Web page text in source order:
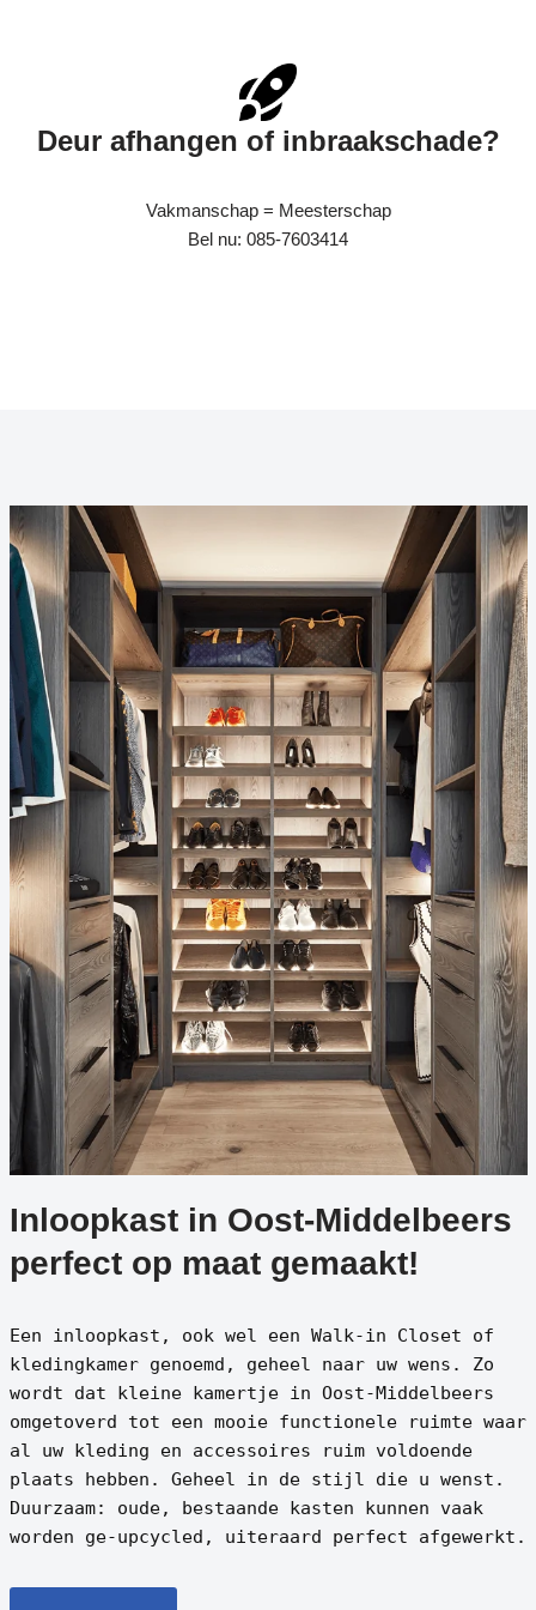
Deur afhangen of inbraakschade?
Vakmanschap = Meesterschap
Bel nu: 085-7603414
Inloopkast in Oost-Middelbeers
perfect op maat gemaakt!
Een inloopkast, ook wel een Walk-in Closet of
kledingkamer genoemd, geheel naar uw wens. Zo
wordt dat kleine kamertje in Oost-Middelbeers
omgetoverd tot een mooie functionele ruimte waar
al uw kleding en accessoires ruim voldoende
plaats hebben. Geheel in de stijl die u wenst.
Duurzaam: oude, bestaande kasten kunnen vaak
worden ge-upcycled, uiteraard perfect afgewerkt.